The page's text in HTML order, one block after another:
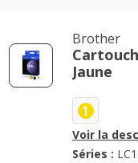
Brother
Jaune
1
Voir la
Séries :